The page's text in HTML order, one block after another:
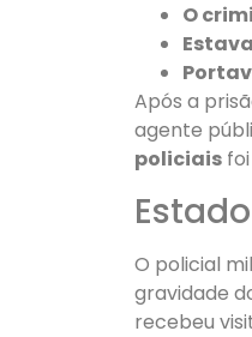
O
Após a
agente
policiais
O policial
gravidade
recebeu